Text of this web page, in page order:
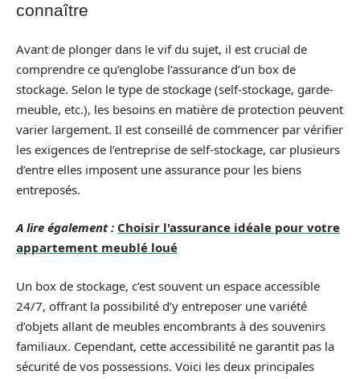
connaître
Avant de plonger dans le vif du sujet, il est crucial de
comprendre ce qu’englobe l’assurance d’un box de
stockage. Selon le type de stockage (self-stockage, garde-
meuble, etc.), les besoins en matière de protection peuvent
varier largement. Il est conseillé de commencer par vérifier
les exigences de l’entreprise de self-stockage, car plusieurs
d’entre elles imposent une assurance pour les biens
entreposés.
A lire également : Choisir l'assurance idéale pour votre
appartement meublé loué
Un box de stockage, c’est souvent un espace accessible
24/7, offrant la possibilité d’y entreposer une variété
d’objets allant de meubles encombrants à des souvenirs
familiaux. Cependant, cette accessibilité ne garantit pas la
sécurité de vos possessions. Voici les deux principales